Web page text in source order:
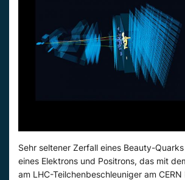
Sehr seltener Zerfall eines Beauty-
eines Elektrons und Positrons, das mit
am LHC-Teilchenbeschleuniger am